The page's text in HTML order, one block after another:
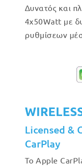
Δυνατός και
4x50Watt με
ρυθμίσεων
Licensed &
CarPlay
Το Apple